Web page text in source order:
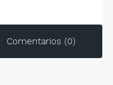
Comentarios (0)